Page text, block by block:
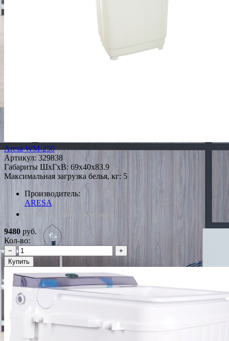
Aresa WM-250
Артикул: 329838
Габариты ШxГxВ: 69x40x83.9
Максимальная загрузка белья, кг: 5
Производитель:
ARESA
*Наличие уточняйте у менеджера
9480 руб.
Кол-во:
−
+
Купить